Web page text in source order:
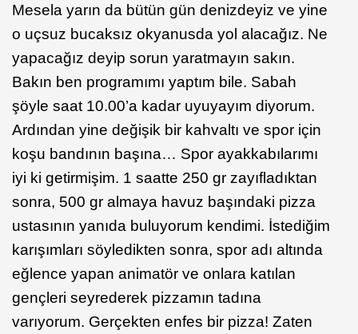
Mesela yarın da bütün gün denizdeyiz ve yine
o uçsuz bucaksız okyanusda yol alacağız. Ne
yapacağız deyip sorun yaratmayın sakın.
Bakın ben programımı yaptım bile. Sabah
şöyle saat 10.00’a kadar uyuyayım diyorum.
Ardından yine değişik bir kahvaltı ve spor için
koşu bandının başına… Spor ayakkabılarımı
iyi ki getirmişim. 1 saatte 250 gr zayıfladıktan
sonra, 500 gr almaya havuz başındaki pizza
ustasının yanıda buluyorum kendimi. İstediğim
karışımları söyledikten sonra, spor adı altında
eğlence yapan animatör ve onlara katılan
gençleri seyrederek pizzamın tadına
varıyorum. Gerçekten enfes bir pizza! Zaten